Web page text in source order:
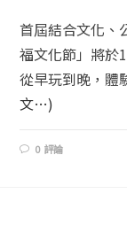
首屆結合文化、
福文化節」將於
從早玩到晚，體
文…)
0 評論